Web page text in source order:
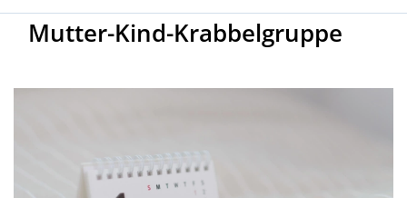
Mutter-Kind-Krabbelgruppe